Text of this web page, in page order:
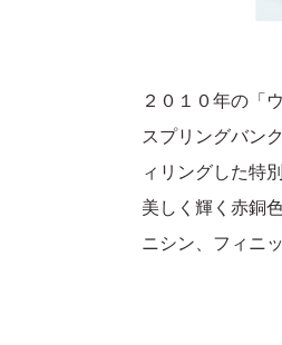
２０１０年の「
スプリングバン
ィリングした特
美しく輝く赤銅
ニシン、フィニ